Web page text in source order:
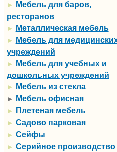
►
Мебель для баров,
ресторанов
►
Металлическая мебель
► Мебель для
учреждений
►
Мебель для учебных и
дошкольных учреждений
►
Мебель из стекла
► Мебель офисная
► Плетеная мебель
► Садово парковая
► Сейфы
► Серийное производство